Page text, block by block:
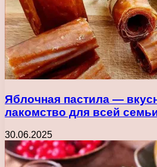
Яблочная пастила —
лакомство для всей
30.06.2025